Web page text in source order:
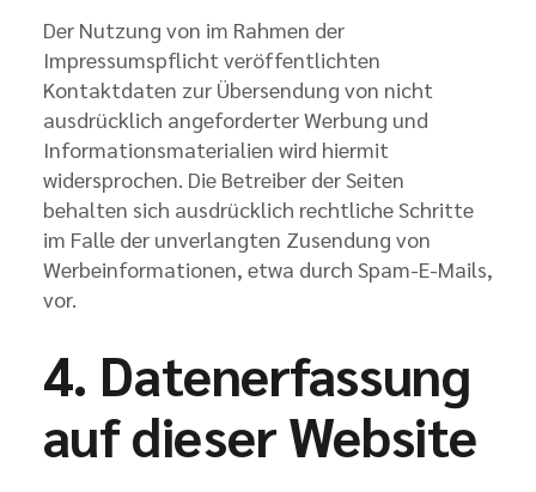
Der Nutzung von im Rahmen der
Impressumspflicht veröffentlichten
Kontaktdaten zur Übersendung von nicht
ausdrücklich angeforderter Werbung und
Informationsmaterialien wird hiermit
widersprochen. Die Betreiber der Seiten
behalten sich ausdrücklich rechtliche Schritte
im Falle der unverlangten Zusendung von
Werbeinformationen, etwa durch Spam-E-Mails,
vor.
4. Datenerfassung
auf dieser Website